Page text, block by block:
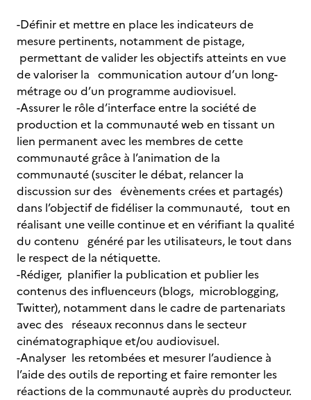
-Définir et mettre en place les indicateurs de
mesure pertinents, notamment de pistage,
permettant de valider les objectifs atteints en vue
de valoriser la communication autour d’un long-
métrage ou d’un programme audiovisuel.
-Assurer le rôle d’interface entre la société de
production et la communauté web en tissant un
lien permanent avec les membres de cette
communauté grâce à l’animation de la
communauté (susciter le débat, relancer la
discussion sur des évènements crées et partagés)
dans l’objectif de fidéliser la communauté, tout en
réalisant une veille continue et en vérifiant la qualité
du contenu généré par les utilisateurs, le tout dans
le respect de la nétiquette.
-Rédiger, planifier la publication et publier les
contenus des influenceurs (blogs, microblogging,
Twitter), notamment dans le cadre de partenariats
avec des réseaux reconnus dans le secteur
cinématographique et/ou audiovisuel.
-Analyser les retombées et mesurer l’audience à
l’aide des outils de reporting et faire remonter les
réactions de la communauté auprès du producteur.